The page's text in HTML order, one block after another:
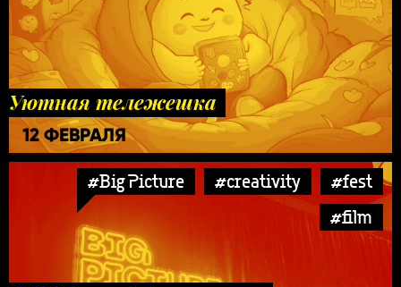
Уютная тележешка
12 ФЕВРАЛЯ
#Big Picture #creativity
#fest
#film